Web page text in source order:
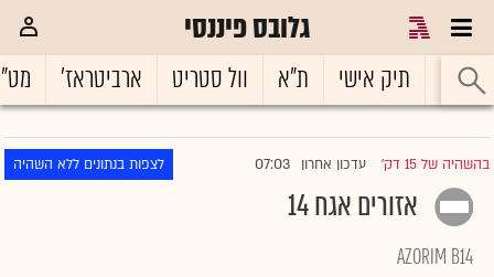
גלובס פיננסי
ראשי תיק אישי ת"א וול סטריט ארביטראז'
בהשהיה של 15 דק' |עדכון אחרון 07:03 לצפות בנתונים ללא השהיה
אזורים אגח 14
AZORIM B14